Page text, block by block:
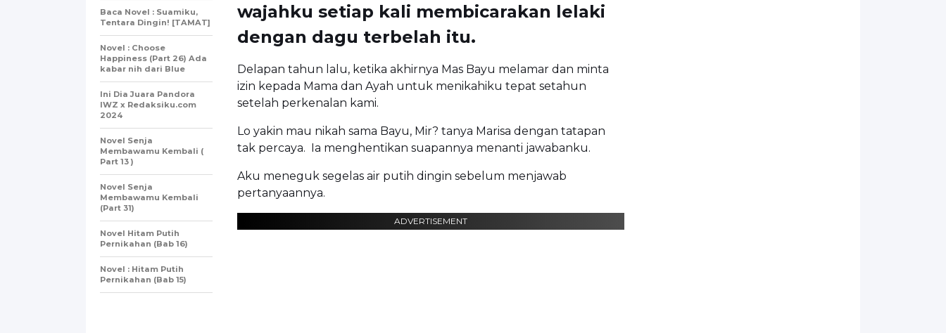
wajahku setiap kali membicarakan lelaki
dengan dagu terbelah itu.
Delapan tahun lalu, ketika akhirnya Mas Bayu melamar dan minta
izin kepada Mama dan Ayah untuk menikahiku tepat setahun
setelah perkenalan kami.
Lo yakin mau nikah sama Bayu, Mir? tanya Marisa dengan tatapan
tak percaya. Ia menghentikan suapannya menanti jawabanku.
Aku meneguk segelas air putih dingin sebelum menjawab
pertanyaannya.
ADVERTISEMENT
Baca Novel : Suamiku,
Tentara Dingin! [TAMAT]
Novel : Choose
Happiness (Part 26) Ada
kabar nih dari Blue
Ini Dia Juara Pandora
IWZ x Redaksiku.com
2024
Novel Senja
Membawamu Kembali (
Part 13 )
Novel Senja
Membawamu Kembali
(Part 31)
Novel Hitam Putih
Pernikahan (Bab 16)
Novel : Hitam Putih
Pernikahan (Bab 15)